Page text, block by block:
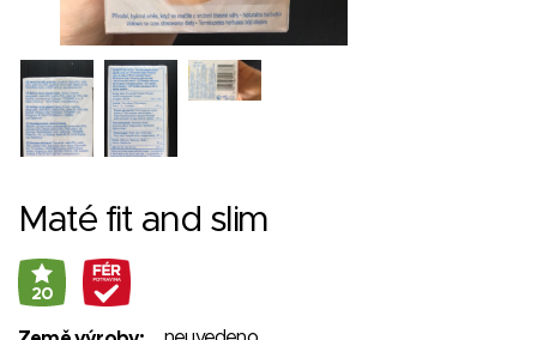
Maté fit and slim
20